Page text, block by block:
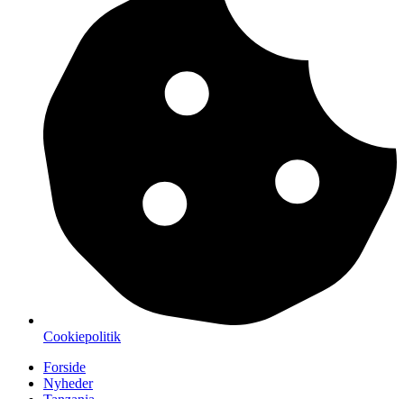
Cookiepolitik
Forside
Nyheder